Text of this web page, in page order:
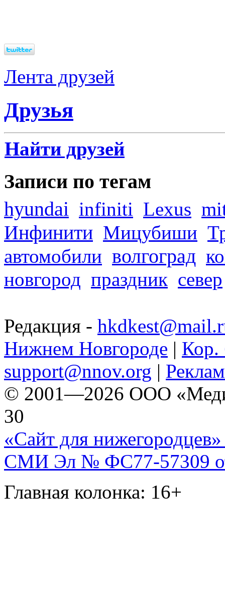
Лента друзей
Друзья
Найти друзей
Записи по тегам
hyundai infiniti Lexus
Инфинити Мицубиши
автомобили волгоград
новгород праздник север
Редакция -
Нижнем Новгороде | Кор.
support@nnov.org |
© 2001—2026 ООО
30
«Сайт для нижегородцев»
СМИ Эл № ФС77-57309
Главная колонка: 16+